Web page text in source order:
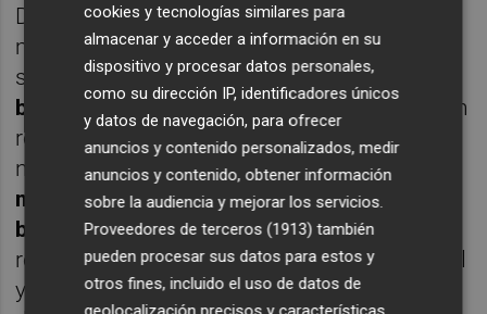
Dentro de la industria de la
moda,Brambas se posiciona en un
segmento muy específico como es el del
barefooty desarrolla zapatillas que permiten
recuperar la fuerza, el equilibrio y la postura
natural. Su calzado,elaborado con
materiales sostenibles, reciclados y bio-
basados, trata de inspirar a las personas a
reconectar con su cuerpo, para que vestir, tal
y como ha expuesto Ángel Juárez, director
cookies y tecnologías similares para
almacenar y acceder a información en su
dispositivo y procesar datos personales,
como su dirección IP, identificadores únicos
y datos de navegación, para ofrecer
anuncios y contenido personalizados, medir
anuncios y contenido, obtener información
sobre la audiencia y mejorar los servicios.
Proveedores de terceros (1913) también
pueden procesar sus datos para estos y
otros fines, incluido el uso de datos de